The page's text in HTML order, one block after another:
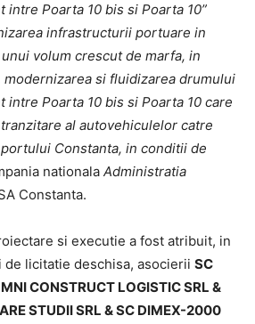
Poarta 10 bis si Poarta 10”
infrastructurii portuare in
volum crescut de marfa, in
si fluidizarea drumului
Poarta 10 bis si Poarta 10 care
al autovehiculelor catre
Constanta, in conditii de
nationala Administratia
Constanta.
si executie a fost atribuit, in
licitatie deschisa, asocierii SC
CONSTRUCT LOGISTIC SRL &
STUDII SRL & SC DIMEX-2000